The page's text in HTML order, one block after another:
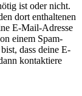
ist oder nicht.
dort enthaltenen
E-Mail-Adresse
einem Spam-
dass deine E-
kontaktiere